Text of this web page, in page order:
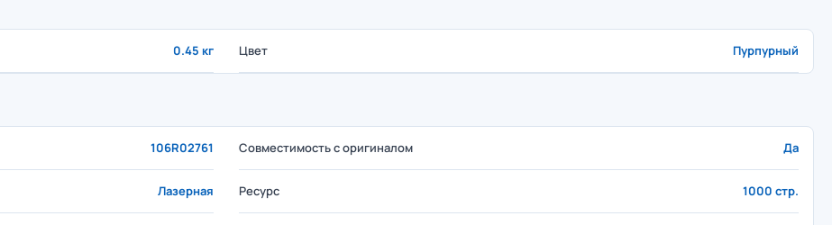
0.45 кг Цвет Пурпурный
106R02761 Совместимость с оригиналом Да
Лазерная Ресурс 1000 стр.